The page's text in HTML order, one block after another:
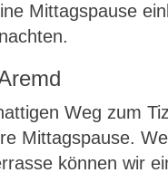
Mittagspause
Weg zum
Mittagspause.
können wir